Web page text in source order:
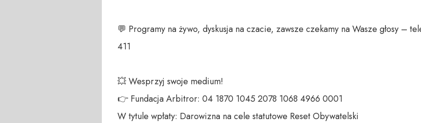
💬 Programy na żywo, dyskusja na czacie, zawsze czekamy na Wasze głosy –
411
💥 Wesprzyj swoje medium!
👉 Fundacja Arbitror: 04 1870 1045 2078 1068 4966 0001
W tytule wpłaty: Darowizna na cele statutowe Reset Obywatelski